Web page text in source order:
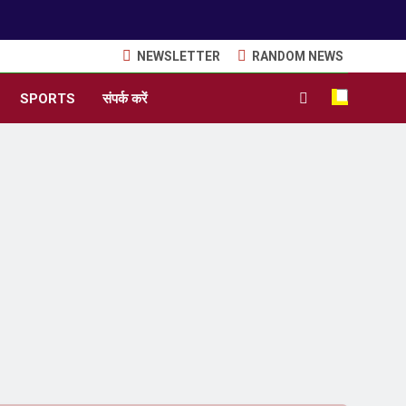
NEWSLETTER RANDOM NEWS
SPORTS संपर्क करें